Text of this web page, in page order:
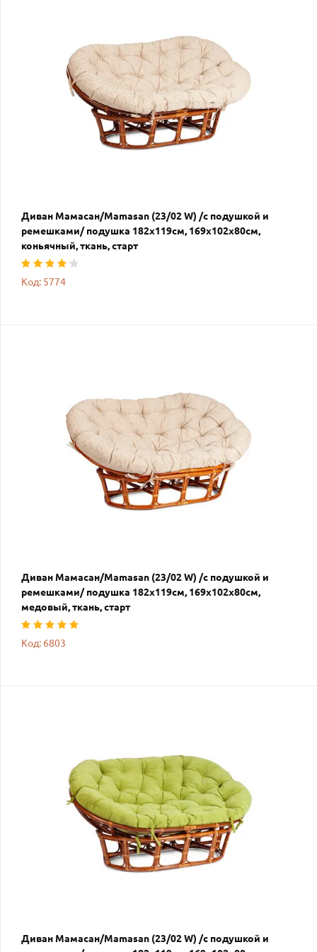
Диван Мамасан/Mamasan (23/02 W) /с подушкой и
ремешками/ подушка 182х119см, 169х102х80см,
коньячный, ткань, старт
Код: 5774
Диван Мамасан/Mamasan (23/02 W) /с подушкой и
ремешками/ подушка 182х119см, 169х102х80см,
медовый, ткань, старт
Код: 6803
Диван Мамасан/Mamasan (23/02 W) /с подушкой и